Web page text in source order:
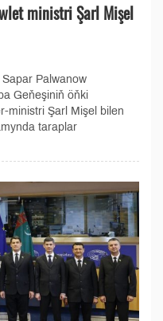
ministri Şarl Mişel
Palwanow
Geňeşiniň öňki
ministri Şarl Mişel bilen
taraplar